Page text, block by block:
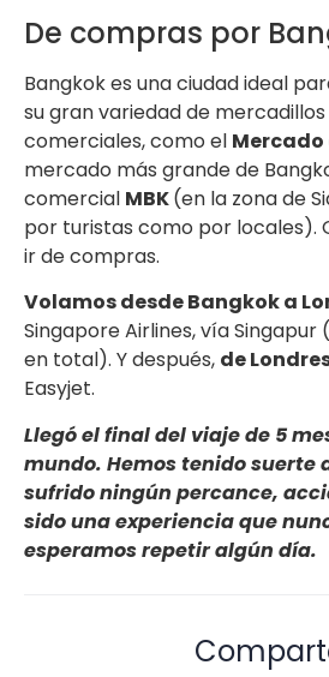
De compras por
Bangkok es una ciudad ideal
su gran variedad de
comerciales, como el
mercado más grande de
comercial MBK(en la zona de
por turistas como por locales).
ir de compras.
Volamos desde Bangkok a
Singapore Airlines, vía
en total). Y después, de
Easyjet.
Llegó el final del viaje de 5
mundo. Hemos tenido suerte
sufrido ningún percance,
sido una experiencia que
esperamos repetir algún día.